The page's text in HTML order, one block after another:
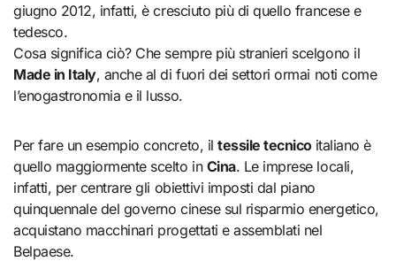
giugno 2012, infatti, è cresciuto più di quello francese e
tedesco.
Cosa significa ciò? Che sempre più stranieri scelgono il
Made in Italy, anche al di fuori dei settori ormai noti come
l’enogastronomia e il lusso.
Per fare un esempio concreto, iltessile tecnico italiano è
quello maggiormente scelto in Cina. Le imprese locali,
infatti, per centrare gli obiettivi imposti dal piano
quinquennale del governo cinese sul risparmio energetico,
acquistano macchinari progettati e assemblati nel
Belpaese.